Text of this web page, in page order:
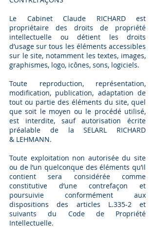
Le Cabinet Claude RICHARD est
propriétaire des droits de propriété
intellectuelle ou détient les droits
d’usage sur tous les éléments accessibles
sur le site, notamment les textes, images,
graphismes, logo, icônes, sons, logiciels.
Toute reproduction, représentation,
modification, publication, adaptation de
tout ou partie des éléments du site, quel
que soit le moyen ou le procédé utilisé,
est interdite, sauf autorisation écrite
préalable de la SELARL RICHARD
& LEHMANN.
Toute exploitation non autorisée du site
ou de l’un quelconque des éléments qu’il
contient sera considérée comme
constitutive d’une contrefaçon et
poursuivie conformément aux
dispositions des articles L.335-2 et
suivants du Code de Propriété
Intellectuelle.